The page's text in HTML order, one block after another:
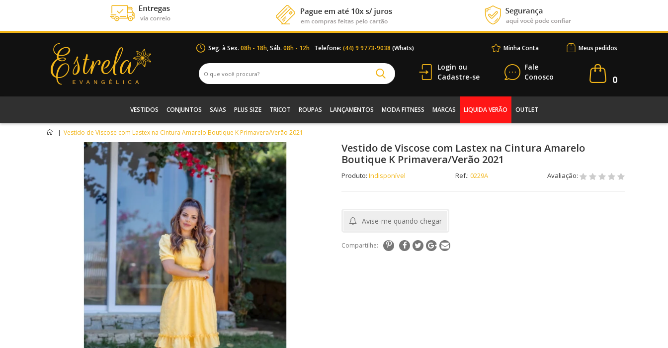
Seg. à Sex. 08h - 18h, Sáb. 08h - 12h Telefone: (44) 9 9773-9038 (Whats) Meus pedidos
Minha Conta
Login ou
Cadastre-se
Fale
Conosco
0
VESTIDOS CONJUNTOS SAIAS PLUS SIZE TRICOT ROUPAS LANÇAMENTOS MODA FITNESS MARCAS LIQUIDA VERÃO OUTLET
| Vestido de Viscose com Lastex na Cintura Amarelo Boutique K Primavera/Verão 2021
Vestido de Viscose com Lastex na Cintura Amarelo
Boutique K Primavera/Verão 2021
Produto: Indisponível Ref.: 0229A Avaliação:
Avise-me quando chegar
Compartilhe: